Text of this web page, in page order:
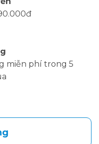
miễn phí trong 5